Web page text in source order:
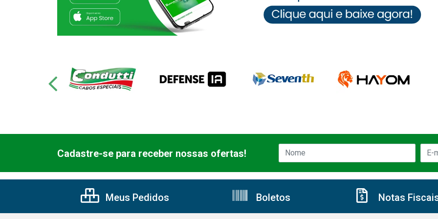
Cadastre-se para receber nossas ofertas!
Meus Pedidos Boletos Notas